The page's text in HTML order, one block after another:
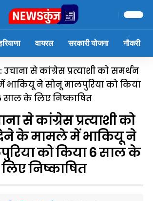
वायरल सरकारी योजना नौकरी
: उचाना से कांग्रेस प्रत्याशी को समर्थन
ने सोनू मालपुरिया को किया
साल के लिए निष्काषित
से कांग्रेस प्रत्याशी को
के मामले में भाकियू ने
को किया 6 साल के
लिए निष्काषित